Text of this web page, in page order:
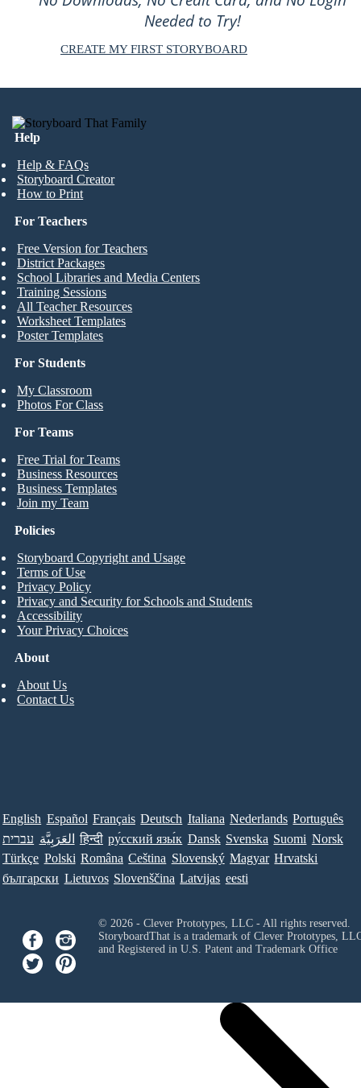
Needed to Try!
CREATE MY FIRST STORYBOARD
Help
Help & FAQs
Storyboard Creator
How to Print
For Students
My Classroom
Photos For Class
For Teachers
Free Version for Teachers
District Packages
School Libraries and Media Centers
Training Sessions
All Teacher Resources
Worksheet Templates
Poster Templates
For Teams
Free Trial for Teams
Business Resources
Business Templates
Join my Team
About
About Us
Contact Us
Policies
Storyboard Copyright and Usage
Terms of Use
Privacy Policy
Privacy and Security for Schools and Students
Accessibility
Your Privacy Choices
English Español Français Deutsch Italiana Nederlands Português
עברית العَرَبِيَّة हिन्दी ру́сский язы́к Dansk Svenska Suomi Norsk
Türkçe Polski Româna Ceština Slovenský Magyar Hrvatski
български Lietuvos Slovenščina Latvijas eesti
© 2026 - Clever Prototypes, LLC - All rights reserved.
StoryboardThat is a trademark of Clever Prototypes,
and Registered in U.S. Patent and Trademark Office